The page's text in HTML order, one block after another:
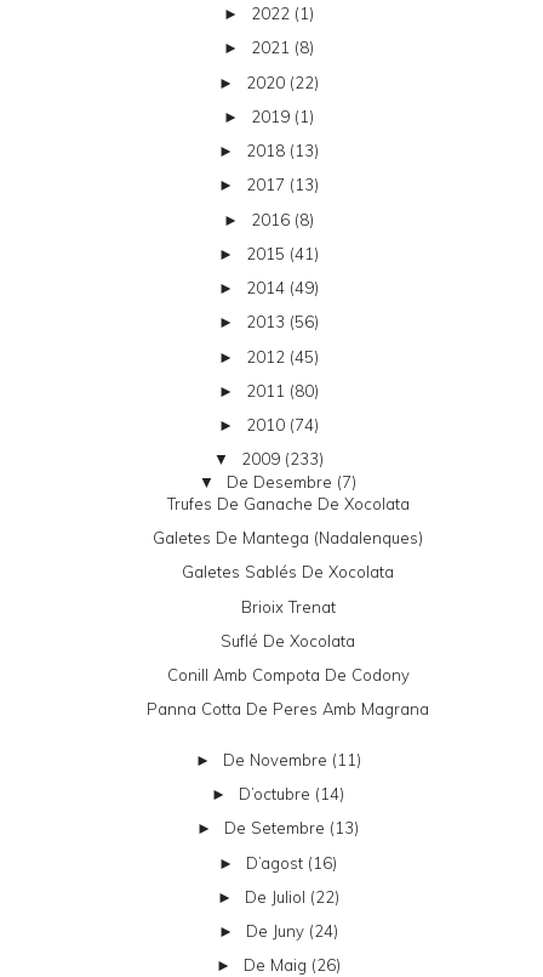
► 2022 (1)
► 2021 (8)
► 2020 (22)
► 2019 (1)
► 2018 (13)
► 2017 (13)
► 2016 (8)
► 2015 (41)
► 2014 (49)
► 2013 (56)
► 2012 (45)
► 2011 (80)
► 2010 (74)
▼ 2009 (233)
▼ De Desembre (7)
Trufes De Ganache De Xocolata
Galetes De Mantega (nadalenques)
Galetes Sablés De Xocolata
Brioix Trenat
Suflé De Xocolata
Conill Amb Compota De Codony
Panna Cotta De Peres Amb Magrana
► De Novembre (11)
► D’octubre (14)
► De Setembre (13)
► D’agost (16)
► De Juliol (22)
► De Juny (24)
► De Maig (26)